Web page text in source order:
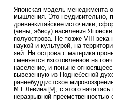
Японская модель менеджмента
мышления. Это неудивительно,
древнекитайские источники,
(айны, эбису) населения
полуострова. Не позже VIII века
наукой и культурой, на
яей. На острова с материка
сменяется изготовленной на
население, и поныне
вывезенную из Поднебесной
раннебуддистское
М.Г.Левина [9], с этого началась
неразрывной